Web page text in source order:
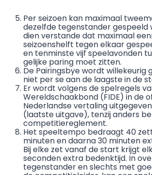
Per seizoen kan maximaal
dezelfde tegenstander gespeeld
dien verstande dat maximaal
seizoenshelft tegen elkaar
en tenminste vijf speelavonden
gelijke paring moet zitten.
De Pairingsbye wordt willekeurig
niet per se aan de laagste in de
Er wordt volgens de spelregels
Wereldschaakbond (FIDE) in de
Nederlandse vertaling uitgegeven
(laatste uitgave), tenzij anders
competitiereglement.
Het speeltempo bedraagt 40
minuten en daarna 30 minuten
Bij elke zet vanaf de start krijgt
seconden extra bedenktijd. In
tegenstander en slechts met